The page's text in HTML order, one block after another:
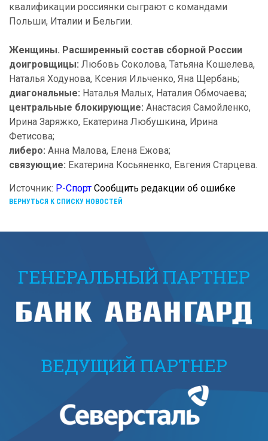
квалификации россиянки сыграют с командами
Польши, Италии и Бельгии.
Женщины. Расширенный состав сборной России
доигровщицы: Любовь Соколова, Татьяна Кошелева,
Наталья Ходунова, Ксения Ильченко, Яна Щербань;
диагональные: Наталья Малых, Наталия Обмочаева;
центральные блокирующие: Анастасия Самойленко,
Ирина Заряжко, Екатерина Любушкина, Ирина
Фетисова;
либеро: Анна Малова, Елена Ежова;
связующие: Екатерина Косьяненко, Евгения Старцева.
Источник: Р-Спорт Сообщить редакции об ошибке
ВЕРНУТЬСЯ К СПИСКУ НОВОСТЕЙ
ГЕНЕРАЛЬНЫЙ ПАРТНЕР
ВЕДУЩИЙ ПАРТНЕР